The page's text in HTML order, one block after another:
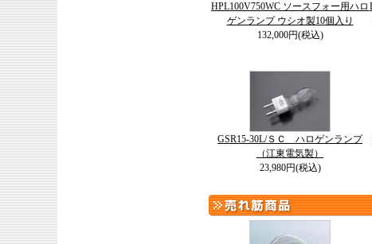
HPL100V750WC ソースフォー用ハロ
ゲンランプ ウシオ製10個入り
132,000円(税込)
GSR15-30L/ＳＣ ハロゲンランプ
（江東電気製）
23,980円(税込)